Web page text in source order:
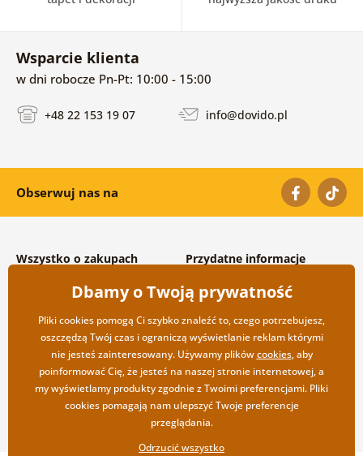
Wsparcie klienta
w dni robocze Pn-Pt: 10:00 - 15:00
+48 22 153 19 07 info@dovido.pl
Obserwuj nas na
Wszystko o zakupach
Warunki handlowe i
reklamacyjne
Prywatność
Opcje wysyłki i płatności
Zwrot towarów
Przydatne informacje
Często zadawane pytania
Kontakt
Współpraca hurtowa
Dbamy o Twoją prywatność
Pliki cookies pomogą Ci szybko znaleźć to, czego potrzebujesz,
oszczędzą Twój czas i ograniczą wyświetlanie reklam którymi
nie jesteś zainteresowany. Używamy plikówcookies, aby
poinformować Cię, że jesteś na naszej stronie internetowej, a
my wyświetlamy produkty zgodnie z Twoimi preferencjami. Pliki
cookies pomagają nam ulepszyć Twoje preferencje
przeglądania.
Odrzucić wszystko